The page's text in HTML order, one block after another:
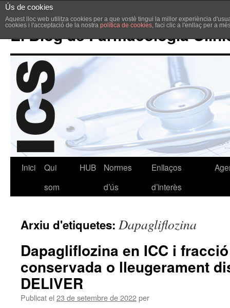
Ús de cookies
Aquest lloc web utilitza cookies per a que vostè tingui la millor experiència
cookies i l'acceptació de la nostra política de cookies, faci clic a l'enllaç per a
El Blog de Farmacologia
Inici
Qui
som
HUB
Normes
d’ús
Enllaços
d’interès
Arxiu d'etiquetes: Dapagliflozina
Dapagliflozina en ICC i
conservada o lleugerament
DELIVER
Publicat el 23 de setembre de 2022per